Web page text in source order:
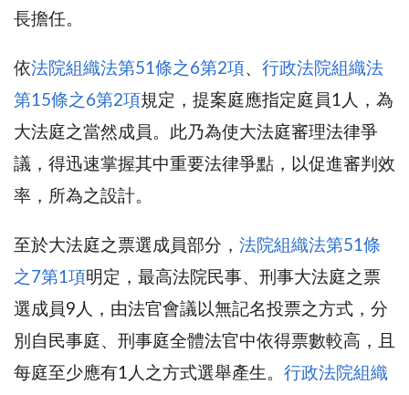
長擔任。
依法院組織法第51條之6第2項 、 行政法院組織法
第15條之6第2項規定，提案庭應指定庭員1人，為
大法庭之當然成員。此乃為使大法庭審理法律爭
議，得迅速掌握其中重要法律爭點，以促進審判效
率，所為之設計。
至於大法庭之票選成員部分， 法院組織法第51條
之7第1項明定，最高法院民事、刑事大法庭之票
選成員9人，由法官會議以無記名投票之方式，分
別自民事庭、刑事庭全體法官中依得票數較高，且
每庭至少應有1人之方式選舉產生。 行政法院組織